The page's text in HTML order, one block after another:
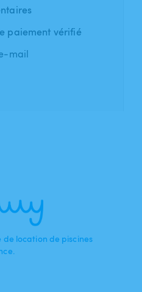
paiement vérifié
mail
de location de piscines